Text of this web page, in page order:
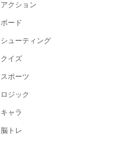
アクション
ボード
シューティング
クイズ
スポーツ
ロジック
キャラ
脳トレ